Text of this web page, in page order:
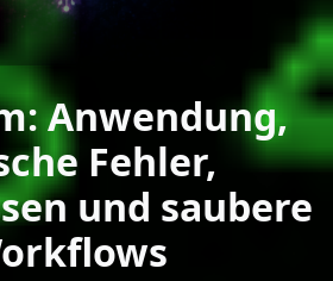
Anwendung,
Fehler,
und saubere